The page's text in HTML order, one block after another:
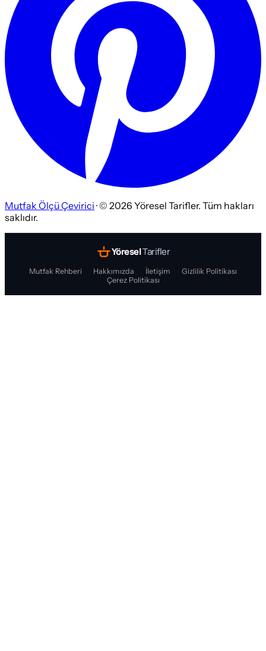
Mutfak Ölçü Çevirici · © 2026 Yöresel Tarifler. Tüm hakları
saklıdır.
YöreselTarifler
Mutfak Rehberi Hakkımızda İletişim
Gizlilik Politikası
Çerez Politikası